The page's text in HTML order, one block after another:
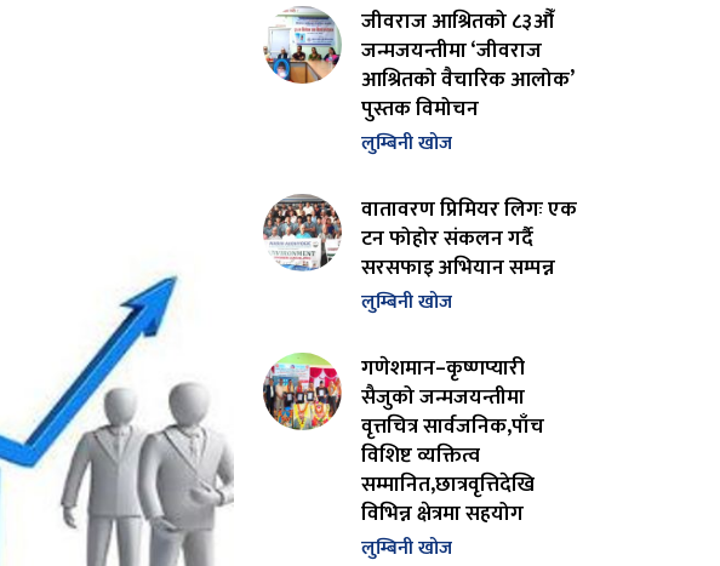
जीवराज आश्रितको ८३औँ
जन्मजयन्तीमा ‘जीवराज
आश्रितको वैचारिक आलोक’
पुस्तक विमोचन
लुम्बिनी खोज
वातावरण प्रिमियर लिगः एक
टन फोहोर संकलन गर्दै
सरसफाइ अभियान सम्पन्न
लुम्बिनी खोज
गणेशमान–कृष्णप्यारी
सैजुको जन्मजयन्तीमा
वृत्तचित्र सार्वजनिक,पाँच
विशिष्ट व्यक्तित्व
सम्मानित,छात्रवृत्तिदेखि
विभिन्न क्षेत्रमा सहयोग
लुम्बिनी खोज